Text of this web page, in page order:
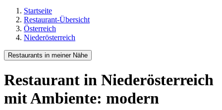
Startseite
Restaurant-Übersicht
Österreich
Niederösterreich
Restaurants in meiner Nähe
Restaurant in Niederösterreich
mit Ambiente: modern